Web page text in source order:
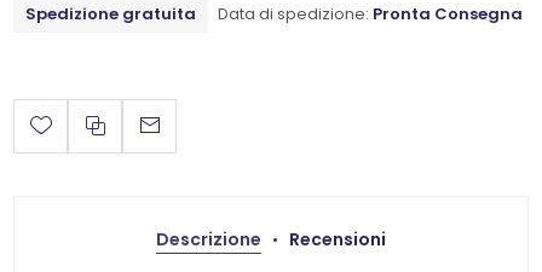
Spedizione gratuita Data di spedizione: Pronta Consegna
Descrizione Recensioni